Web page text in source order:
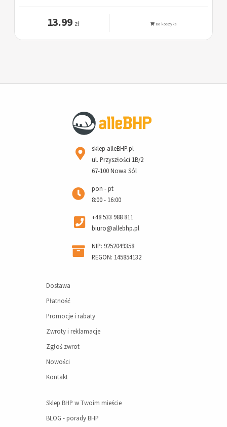
13.99 zł Do koszyka
sklep alleBHP.pl
ul. Przyszłości 1B/2
67-100 Nowa Sól
pon - pt
8:00 - 16:00
+48 533 988 811
biuro@allebhp.pl
NIP: 9252049358
REGON: 145854132
Dostawa
Płatność
Promocje i rabaty
Zwroty i reklamacje
Zgłoś zwrot
Nowości
Kontakt
Sklep BHP w Twoim mieście
BLOG - porady BHP